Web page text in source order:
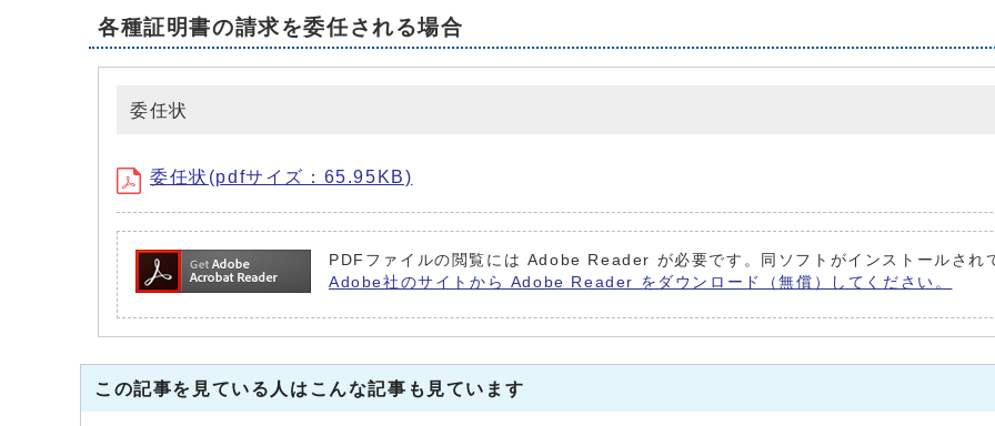
各種証明書の請求を委任される場合
委任状
委任状(pdfサイズ：65.95KB)
PDFファイルの閲覧には Adobe Reader が必要です。同ソフトがインストールされ
Adobe社のサイトから Adobe Reader をダウンロード（無償）してください。
この記事を見ている人はこんな記事も見ています